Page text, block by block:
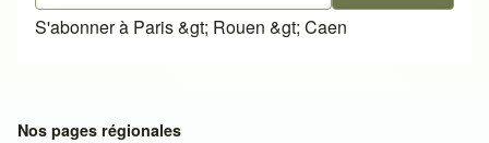
S'abonner à Paris &gt; Rouen &gt; Caen
Nos pages régionales